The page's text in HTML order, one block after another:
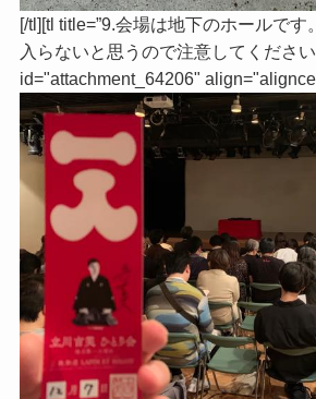
[/tl][tl title=”9.会場は地下のホールで
入らないと思うので注意してくださ
id="attachment_64206"